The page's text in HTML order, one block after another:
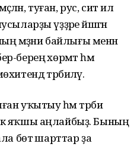
туған, рус, сит ил
үҙҙәре йәшәгән
мәҙәни байлығы менән
хөрмәт һәм
тәрбиәләү.
уҡытыу һәм тәрбиә
яҡшы аңлайбыҙ. Бының
бөтә шарттар ҙа